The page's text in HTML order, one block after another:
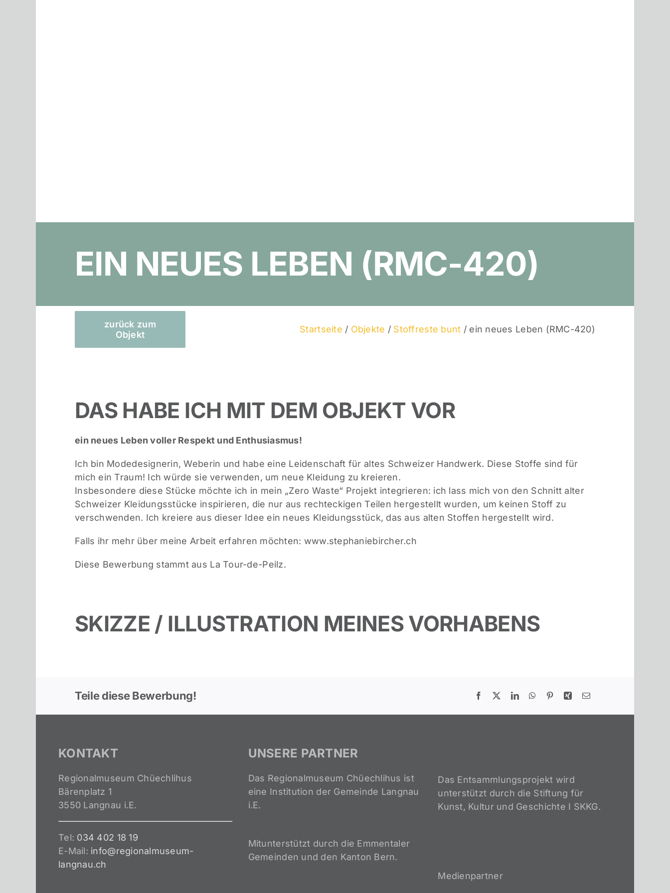
EIN NEUES LEBEN (RMC-420)
zurück zum
Objekt
Startseite / Objekte / Stoffreste bunt / ein neues Leben (RMC-420)
DAS HABE ICH MIT DEM OBJEKT VOR
ein neues Leben voller Respekt und Enthusiasmus!
Ich bin Modedesignerin, Weberin und habe eine Leidenschaft für altes Schweizer Handwerk. Diese Stoffe sind für
mich ein Traum! Ich würde sie verwenden, um neue Kleidung zu kreieren.
Insbesondere diese Stücke möchte ich in mein „Zero Waste“ Projekt integrieren: ich lass mich von den Schnitt alter
Schweizer Kleidungsstücke inspirieren, die nur aus rechteckigen Teilen hergestellt wurden, um keinen Stoff zu
verschwenden. Ich kreiere aus dieser Idee ein neues Kleidungsstück, das aus alten Stoffen hergestellt wird.
Falls ihr mehr über meine Arbeit erfahren möchten: www.stephaniebircher.ch
Diese Bewerbung stammt aus La Tour-de-Peilz.
SKIZZE / ILLUSTRATION MEINES VORHABENS
Teile diese Bewerbung!
KONTAKT
Regionalmuseum Chüechlihus
Bärenplatz 1
3550 Langnau i.E.
Tel: 034 402 18 19
E-Mail: info@regionalmuseum-
langnau.ch
UNSERE PARTNER
Das Regionalmuseum Chüechlihus ist
eine Institution der Gemeinde Langnau
i.E.
Mitunterstützt durch die Emmentaler
Gemeinden und den Kanton Bern.
Das Entsammlungsprojekt wird
unterstützt durch die Stiftung für
Kunst, Kultur und Geschichte I SKKG.
Medienpartner